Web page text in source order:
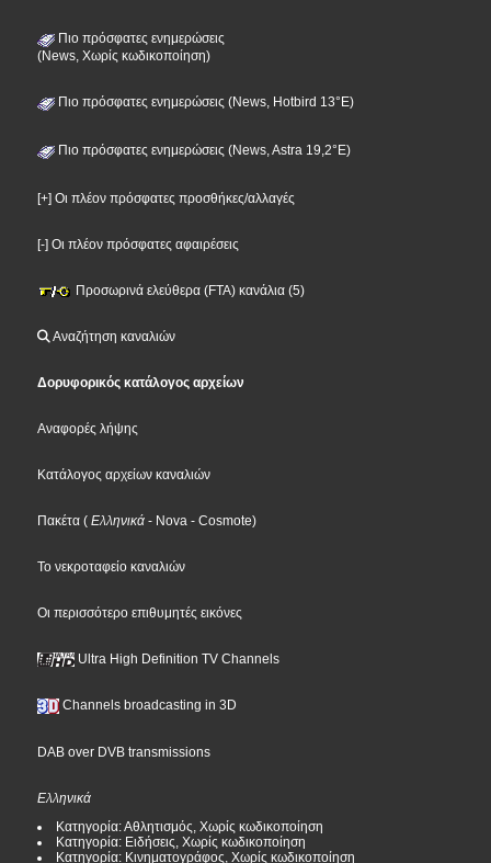
Πιο πρόσφατες ενημερώσεις
(News, Χωρίς κωδικοποίηση)
Πιο πρόσφατες ενημερώσεις (News, Hotbird 13°E)
Πιο πρόσφατες ενημερώσεις (News, Astra 19,2°E)
[+] Οι πλέον πρόσφατες προσθήκες/αλλαγές
[-] Οι πλέον πρόσφατες αφαιρέσεις
Προσωρινά ελεύθερα (FTA) κανάλια (5)
Αναζήτηση καναλιών
Δορυφορικός κατάλογος αρχείων
Αναφορές λήψης
Κατάλογος αρχείων καναλιών
Πακέτα ( Ελληνικά - Nova - Cosmote)
Το νεκροταφείο καναλιών
Οι περισσότερο επιθυμητές εικόνες
Ultra High Definition TV Channels
Channels broadcasting in 3D
DAB over DVB transmissions
Ελληνικά
Κατηγορία: Αθλητισμός, Χωρίς κωδικοποίηση
Κατηγορία: Ειδήσεις, Χωρίς κωδικοποίηση
Κατηγορία: Κινηματογράφος, Χωρίς κωδικοποίηση